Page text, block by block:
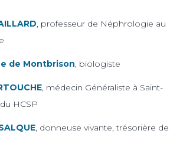
, professeur de Néphrologie au
de Montbrison, biologiste
, médecin Généraliste à Saint-
HCSP
, donneuse vivante, trésorière de